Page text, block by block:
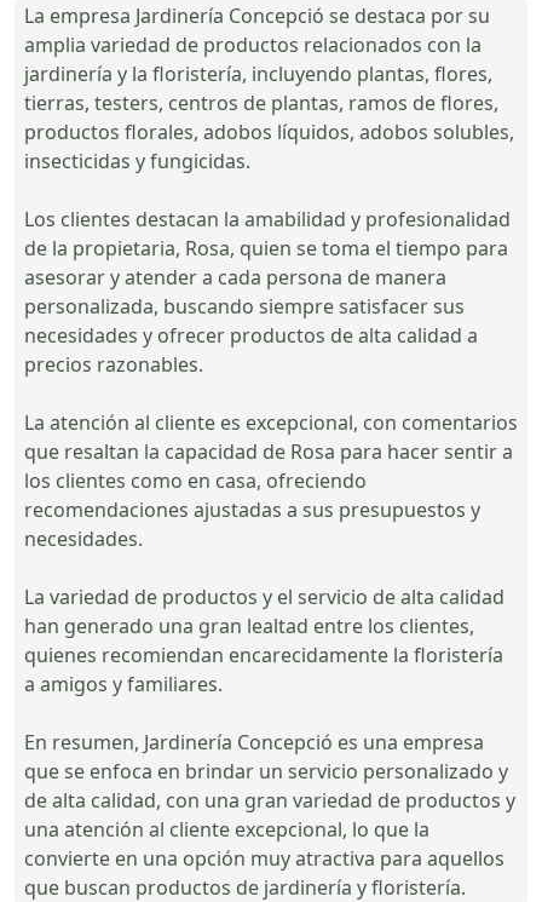
La empresa Jardinería Concepció se destaca por su
amplia variedad de productos relacionados con la
jardinería y la floristería, incluyendo plantas, flores,
tierras, testers, centros de plantas, ramos de flores,
productos florales, adobos líquidos, adobos solubles,
insecticidas y fungicidas.
Los clientes destacan la amabilidad y profesionalidad
de la propietaria, Rosa, quien se toma el tiempo para
asesorar y atender a cada persona de manera
personalizada, buscando siempre satisfacer sus
necesidades y ofrecer productos de alta calidad a
precios razonables.
La atención al cliente es excepcional, con comentarios
que resaltan la capacidad de Rosa para hacer sentir a
los clientes como en casa, ofreciendo
recomendaciones ajustadas a sus presupuestos y
necesidades.
La variedad de productos y el servicio de alta calidad
han generado una gran lealtad entre los clientes,
quienes recomiendan encarecidamente la floristería
a amigos y familiares.
En resumen, Jardinería Concepció es una empresa
que se enfoca en brindar un servicio personalizado y
de alta calidad, con una gran variedad de productos y
una atención al cliente excepcional, lo que la
convierte en una opción muy atractiva para aquellos
que buscan productos de jardinería y floristería.